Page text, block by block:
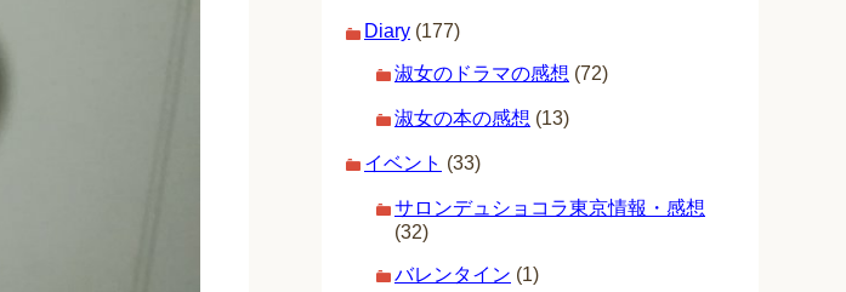
Diary (177)
淑女のドラマの感想 (72)
淑女の本の感想 (13)
イベント (33)
サロンデュショコラ東京情報・感想
(32)
バレンタイン (1)